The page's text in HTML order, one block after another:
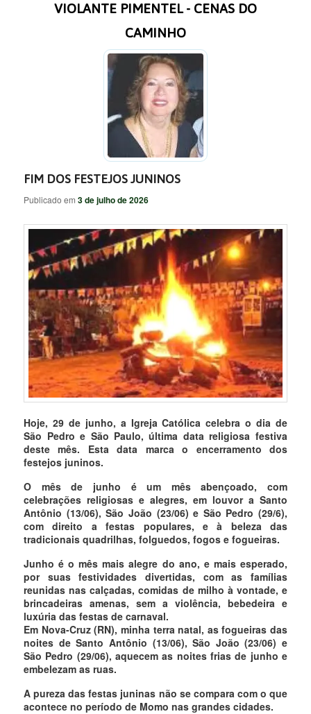
VIOLANTE PIMENTEL - CENAS DO
CAMINHO
FIM DOS FESTEJOS JUNINOS
Publicado em3 de julho de 2026
Hoje, 29 de junho, a Igreja Católica celebra o dia de
São Pedro e São Paulo, última data religiosa festiva
deste mês. Esta data marca o encerramento dos
festejos juninos.
O mês de junho é um mês abençoado, com
celebrações religiosas e alegres, em louvor a Santo
Antônio (13/06), São João (23/06) e São Pedro (29/6),
com direito a festas populares, e à beleza das
tradicionais quadrilhas, folguedos, fogos e fogueiras.
Junho é o mês mais alegre do ano, e mais esperado,
por suas festividades divertidas, com as famílias
reunidas nas calçadas, comidas de milho à vontade, e
brincadeiras amenas, sem a violência, bebedeira e
luxúria das festas de carnaval.
Em Nova-Cruz (RN), minha terra natal, as fogueiras das
noites de Santo Antônio (13/06), São João (23/06) e
São Pedro (29/06), aquecem as noites frias de junho e
embelezam as ruas.
A pureza das festas juninas não se compara com o que
acontece no período de Momo nas grandes cidades.